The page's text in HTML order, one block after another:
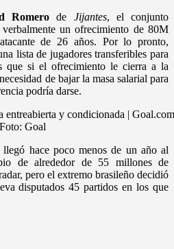
Romero de Jijantes, el conjunto
un ofrecimiento de 80M
de 26 años. Por lo pronto,
lista de jugadores transferibles para
que si el ofrecimiento le cierra a la
de bajar la masa salarial para
podría darse.
Goal
llegó hace poco menos de un año al
de alrededor de 55 millones de
pero el extremo brasileño decidió
disputados 45 partidos en los que